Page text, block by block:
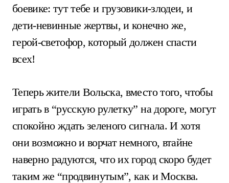
боевике: тут тебе и грузовики-злодеи, и
дети-невинные жертвы, и конечно же,
герой-светофор, который должен спасти
всех!
Теперь жители Вольска, вместо того, чтобы
играть в “русскую рулетку” на дороге, могут
спокойно ждать зеленого сигнала. И хотя
они возможно и ворчат немного, втайне
наверно радуются, что их город скоро будет
таким же “продвинутым”, как и Москва.